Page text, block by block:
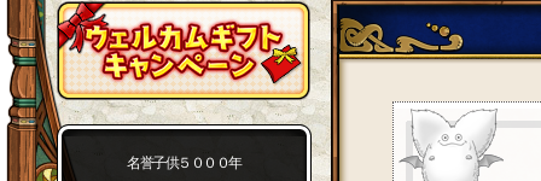
名誉子供５０００年